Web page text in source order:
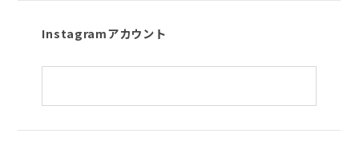
Instagramアカウント